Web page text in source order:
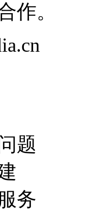
作。
题
务